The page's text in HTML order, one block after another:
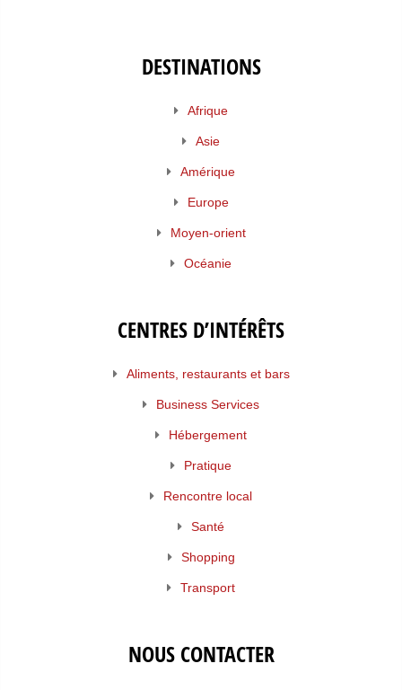
DESTINATIONS
Afrique
Asie
Amérique
Europe
Moyen-orient
Océanie
CENTRES D’INTÉRÊTS
Aliments, restaurants et bars
Business Services
Hébergement
Pratique
Rencontre local
Santé
Shopping
Transport
NOUS CONTACTER